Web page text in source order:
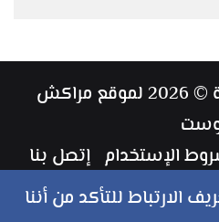
حقوق النشر محفوظة © 2026 لموقع مراكش
الإستخدام إتصل بنا
العمل
الارتباط للتأكد من أننا